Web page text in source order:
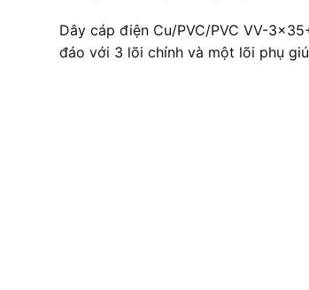
Dây cáp điện Cu/PVC/PVC VV-
đáo với 3 lõi chính và một lõi phụ